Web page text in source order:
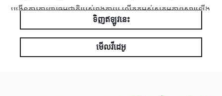
បង្កើនការការពារធម្មជាតិរបស់រាងកាយ លើកកម្ពស់សកម្មភាពស្តារឡើង
វិញ និងផ្តល់នូវលក្ខណៈសម្បត្តិប្រឆាំងអុកស៊ីតកម្ម។
ទិញឥឡូវនេះ
មើលវីដេអូ